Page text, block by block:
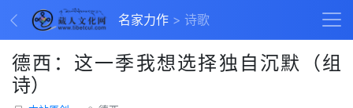
名家力作 诗歌
德西：这一季我想选择独自沉默（组
诗）